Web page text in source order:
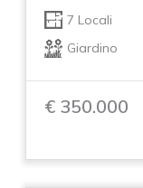
7 Locali
Giardino
€ 350.000